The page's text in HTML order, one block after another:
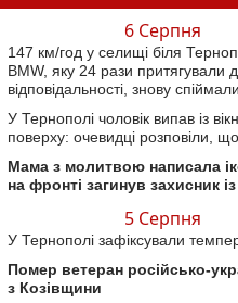
6 Серпня
147 км/год у селищі біля
BMW, яку 24 рази притягували
відповідальності, знову
У Тернополі чоловік випав із
поверху: очевидці розповіли,
Мама з молитвою написала
на фронті загинув захисник
5 Серпня
У Тернополі зафіксували
Помер ветеран російсько-
з Козівщини